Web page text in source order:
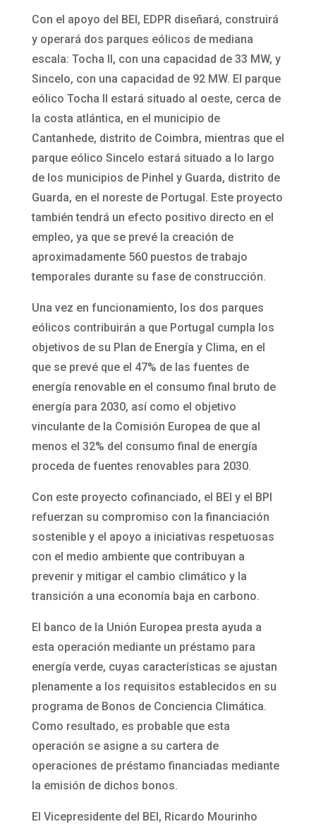
Con el apoyo del BEI, EDPR diseñará, construirá
y operará dos parques eólicos de mediana
escala: Tocha II, con una capacidad de 33 MW, y
Sincelo, con una capacidad de 92 MW. El parque
eólico Tocha II estará situado al oeste, cerca de
la costa atlántica, en el municipio de
Cantanhede, distrito de Coimbra, mientras que el
parque eólico Sincelo estará situado a lo largo
de los municipios de Pinhel y Guarda, distrito de
Guarda, en el noreste de Portugal. Este proyecto
también tendrá un efecto positivo directo en el
empleo, ya que se prevé la creación de
aproximadamente 560 puestos de trabajo
temporales durante su fase de construcción.
Una vez en funcionamiento, los dos parques
eólicos contribuirán a que Portugal cumpla los
objetivos de su Plan de Energía y Clima, en el
que se prevé que el 47% de las fuentes de
energía renovable en el consumo final bruto de
energía para 2030, así como el objetivo
vinculante de la Comisión Europea de que al
menos el 32% del consumo final de energía
proceda de fuentes renovables para 2030.
Con este proyecto cofinanciado, el BEI y el BPI
refuerzan su compromiso con la financiación
sostenible y el apoyo a iniciativas respetuosas
con el medio ambiente que contribuyan a
prevenir y mitigar el cambio climático y la
transición a una economía baja en carbono.
El banco de la Unión Europea presta ayuda a
esta operación mediante un préstamo para
energía verde, cuyas características se ajustan
plenamente a los requisitos establecidos en su
programa de Bonos de Conciencia Climática.
Como resultado, es probable que esta
operación se asigne a su cartera de
operaciones de préstamo financiadas mediante
la emisión de dichos bonos.
El Vicepresidente del BEI, Ricardo Mourinho